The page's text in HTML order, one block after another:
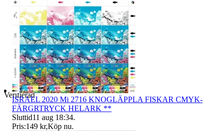
Verifierad
ISRAEL 2020 Mi 2716 KNOGLÄPPLA FISKAR CMYK-
FÄRGRTRYCK HELARK **
Sluttid11 aug 18:34.
Pris:149 kr,Köp nu.